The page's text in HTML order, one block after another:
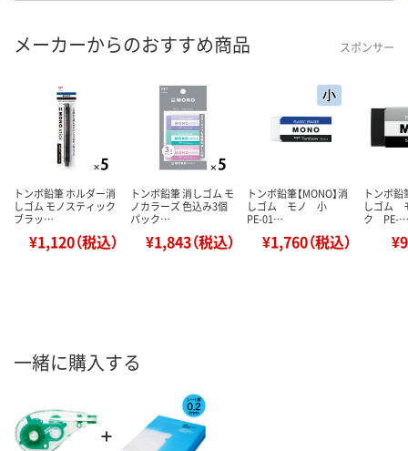
メーカーからのおすすめ商品 スポンサー
トンボ鉛筆 ホルダー消
しゴム モノスティック
ブラッ…
¥1,120（税込）
トンボ鉛筆 消しゴム モ
ノカラーズ 色込み3個
パック…
¥1,843（税込）
トンボ鉛筆【MONO】消
しゴム モノ 小
PE-01…
¥1,760（税込）
トンボ鉛
しゴム
ク PE-…
一緒に購入する